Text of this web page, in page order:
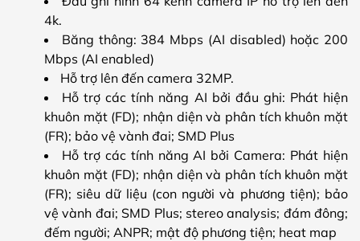
4k.
Băng thông: 384 Mbps (AI disabled) hoặc 200
Mbps (AI enabled)
Hỗ trợ lên đến camera 32MP.
Hỗ trợ các tính năng AI bởi đầu ghi: Phát hiện
khuôn mặt (FD); nhận diện và phân tích khuôn mặt
(FR); bảo vệ vành đai; SMD Plus
Hỗ trợ các tính năng AI bởi Camera: Phát hiện
khuôn mặt (FD); nhận diện và phân tích khuôn mặt
(FR); siêu dữ liệu (con người và phương tiện); bảo
vệ vành đai; SMD Plus; stereo analysis; đám đông;
đếm người; ANPR; mật độ phương tiện; heat map